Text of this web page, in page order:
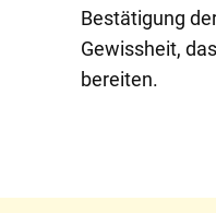
Bestätigung
Gewissheit,
bereiten.